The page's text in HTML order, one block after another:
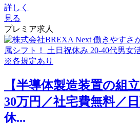
詳しく
見る
プレミア求人
【半導体製造装置の組
30万円／社宅費無料／
休...